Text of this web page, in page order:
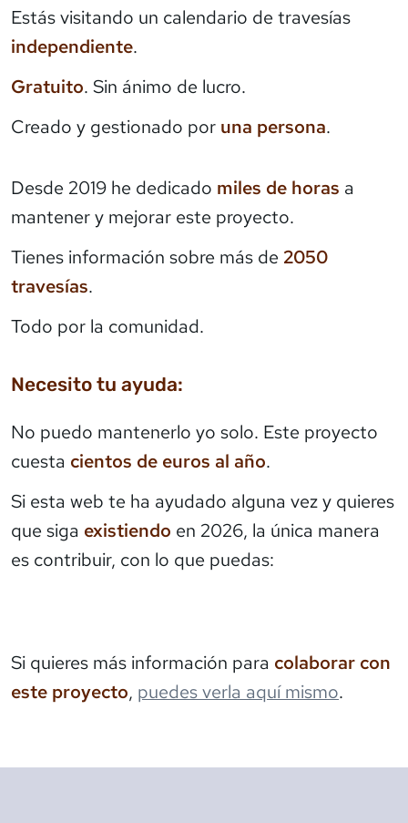
Estás visitando un calendario de travesías
independiente.
Gratuito. Sin ánimo de lucro.
Creado y gestionado por una persona.
Desde 2019 he dedicado miles de horas a
mantener y mejorar este proyecto.
Tienes información sobre más de 2050
travesías.
Todo por la comunidad.
Necesito tu ayuda:
No puedo mantenerlo yo solo. Este proyecto
cuesta cientos de euros al año.
Si esta web te ha ayudado alguna vez y quieres
que siga existiendo en 2026, la única manera
es contribuir, con lo que puedas:
Si quieres más información para colaborar con
este proyecto, puedes verla aquí mismo.